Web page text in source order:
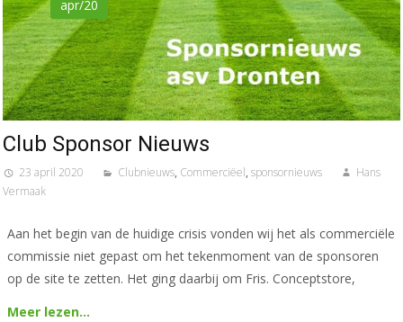
apr/20
Club Sponsor Nieuws
23 april 2020 Clubnieuws, Commerciëel, sponsornieuws
Hans
Vermaak
Aan het begin van de huidige crisis vonden wij het als commerciële
commissie niet gepast om het tekenmoment van de sponsoren
op de site te zetten. Het ging daarbij om Fris. Conceptstore,
Meer lezen…